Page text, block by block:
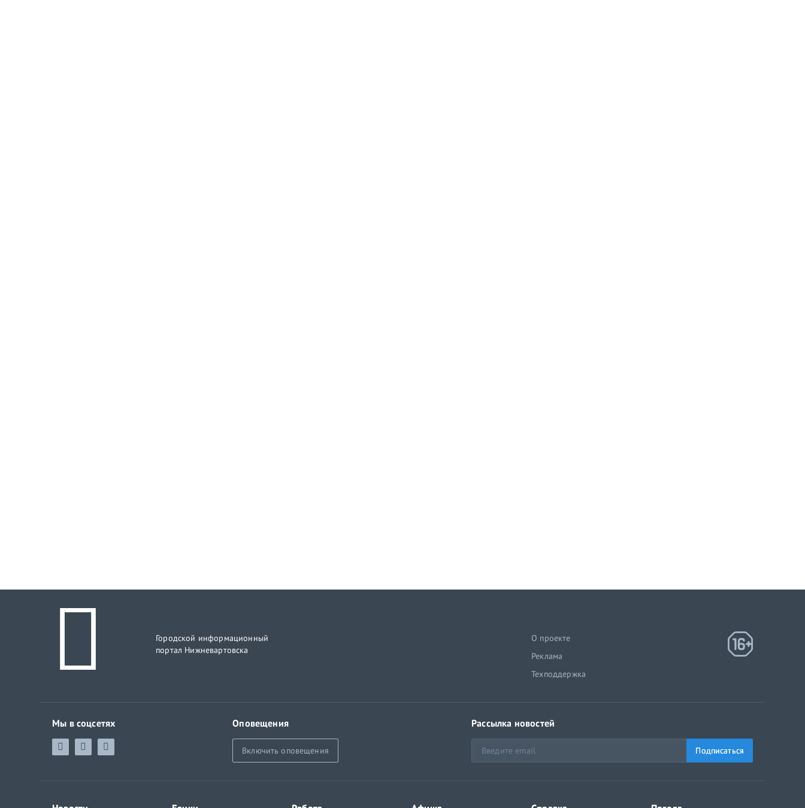
Городской информационный
портал Нижневартовска
О проекте
Реклама
Техподдержка
Мы в соцсетях Оповещения
Включить оповещения
Рассылка новостей
Подписаться